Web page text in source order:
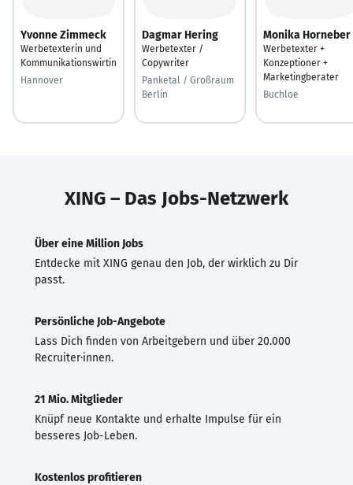
Yvonne Zimmeck
Werbetexterin und
Kommunikationswirtin
Hannover
Dagmar Hering
Werbetexter /
Copywriter
Panketal / Großraum
Berlin
Monika Horneber
Werbetexter +
Konzeptioner +
Marketingberater
Buchloe
XING – Das Jobs-Netzwerk
Über eine Million Jobs
Entdecke mit XING genau den Job, der wirklich zu Dir
passt.
Persönliche Job-Angebote
Lass Dich finden von Arbeitgebern und über 20.000
Recruiter·innen.
21 Mio. Mitglieder
Knüpf neue Kontakte und erhalte Impulse für ein
besseres Job-Leben.
Kostenlos profitieren